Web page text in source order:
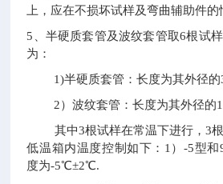
上，应在不损坏试样及弯曲辅助件的
5 、半硬质套管及波纹套管取6根试
为：
1)半硬质套管：长度为其外径的
2）波纹套管：长度为其外径的
其中3根试样在常温下进行，3根
低温箱内温度控制如下：1）-5型
度为-5℃±2℃.